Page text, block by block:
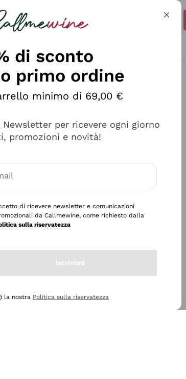
di sconto
primo ordine
minimo di 69,00 €
per ricevere ogni giorno
promozioni e novità!
di ricevere newsletter e comunicazioni
da Callmewine, come richiesto dalla
sulla riservatezza
Iscrivimi
la nostra Politica sulla riservatezza